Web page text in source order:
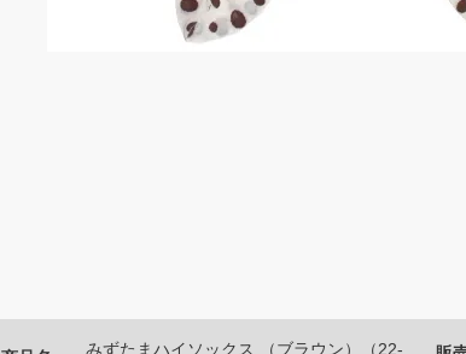
みずたまハイソックス （ブラウン）（22-